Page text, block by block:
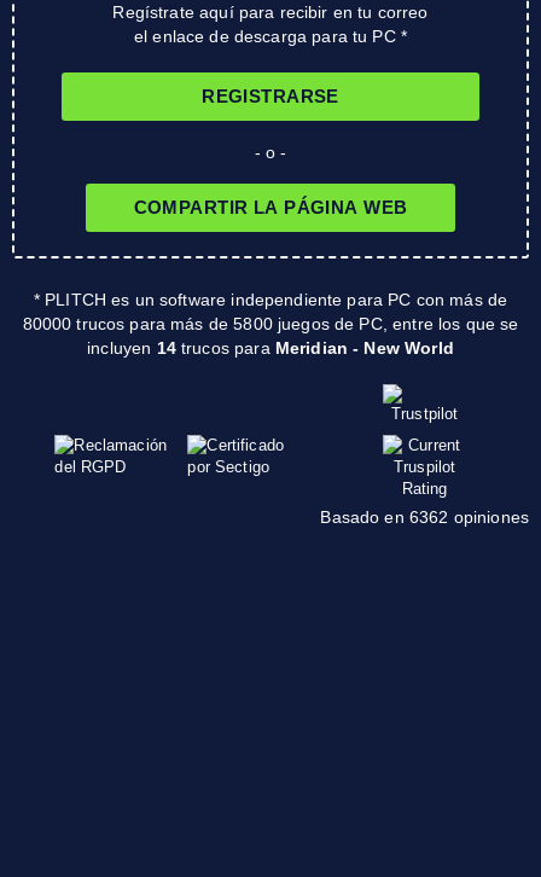
Regístrate aquí para recibir en tu correo
el enlace de descarga para tu PC *
REGISTRARSE
- o -
COMPARTIR LA PÁGINA WEB
* PLITCH es un software independiente para PC con más de
80000 trucos para más de 5800 juegos de PC, entre los que se
incluyen 14trucos para Meridian - New World
Basado en 6362 opiniones